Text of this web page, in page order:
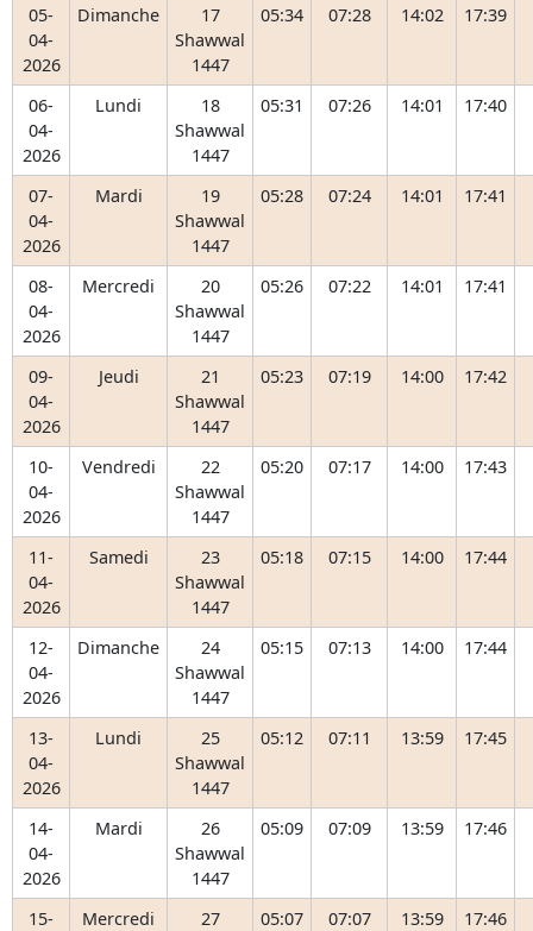
05-
04-
2026
Dimanche
17
Shawwal
1447
05:34 07:28 14:02 17:39
06-
04-
2026
Lundi
18
Shawwal
1447
05:31 07:26 14:01 17:40
07-
04-
2026
Mardi
19
Shawwal
1447
05:28 07:24 14:01 17:41
08-
04-
2026
Mercredi
20
Shawwal
1447
05:26 07:22 14:01 17:41
09-
04-
2026
Jeudi
21
Shawwal
1447
05:23 07:19 14:00 17:42
10-
04-
2026
Vendredi
22
Shawwal
1447
05:20 07:17 14:00 17:43
11-
04-
2026
Samedi
23
Shawwal
1447
05:18 07:15 14:00 17:44
12-
04-
2026
Dimanche
24
Shawwal
1447
05:15 07:13 14:00 17:44
13-
04-
2026
Lundi
25
Shawwal
1447
05:12 07:11 13:59 17:45
14-
04-
2026
Mardi
26
Shawwal
1447
05:09 07:09 13:59 17:46
15-
Mercredi
27
05:07 07:07 13:59 17:46